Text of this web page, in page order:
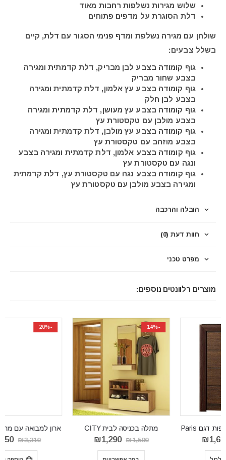
שלוש מגירות נשלפות רחבות מאוד
דלת הסוגרת על מדפים פתוחים
שולחן עם מגירה נשלפת ומדף פנימי הסגור עם דלת, קיים
בשלל צבעים:
גוף קומודה בצבע לבן מבריק, דלת קדמתית ומגירה
בצבע שחור מבריק
גוף קומודה בצבע עץ אלמון, דלת קדמתית ומגירה
בצבע לבן חלק
גוף קומודה בצבע עץ מעושן, דלת קדמתית ומגירה
בצבע מולבן עם טקסטורת עץ
גוף קומודה בצבע עץ מולבן, דלת קדמתית ומגירה
בצבע מוזהב עם טקסטורת עץ
גוף קומודה בצבע אלמון, דלת קדמתית ומגירה בצבע
ונגה עם טקסטורת עץ
גוף קומודה בצבע נגה עם טקסטורת עץ, דלת קדמתית
ומגירה בצבע מולבן עם טקסטורת עץ
הובלה והרכבה
חוות דעת (0)
מפרט טכני
מוצרים רלוונטים נוספים:
-14%
מתלה בכניסה לבית CITY
המחיר₪1,290
המחיר
-20%
ארון למבואה עם מראה LUCCA 8
המחיר₪2,650
המחיר
הוא: